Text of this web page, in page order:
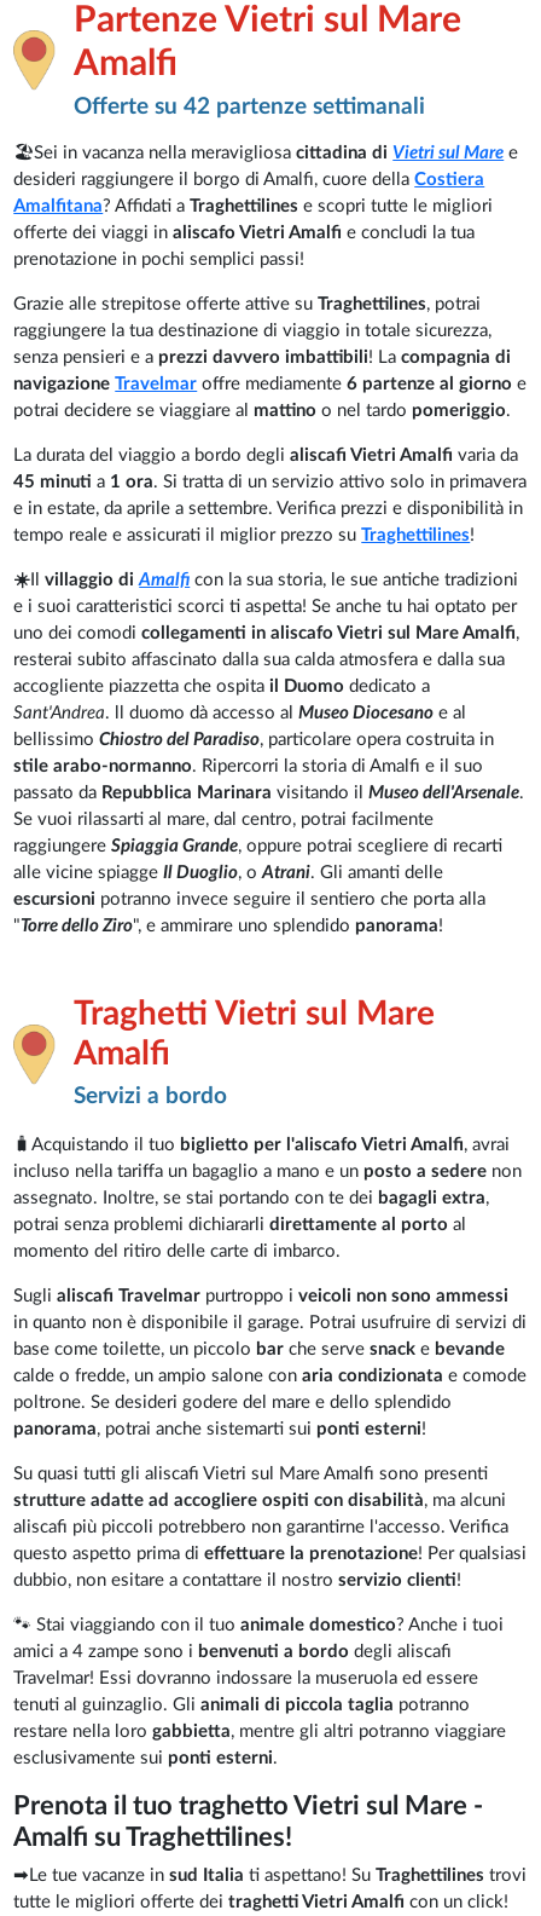
Partenze Vietri sul Mare
Amalfi
Offerte su 42 partenze settimanali
🏖️Sei in vacanza nella meravigliosacittadina di Vietri sul Mare e
desideri raggiungere il borgo di Amalfi, cuore dellaCostiera
Amalfitana? Affidati aTraghettilinese scopri tutte le migliori
offerte dei viaggi in aliscafo Vietri Amalfie concludi la tua
prenotazione in pochi semplici passi!
Grazie alle strepitose offerte attive suTraghettilines, potrai
raggiungere la tua destinazione di viaggio in totale sicurezza,
senza pensieri e a prezzi davvero imbattibili! Lacompagnia di
navigazioneTravelmar offre mediamente6 partenze al giornoe
potrai decidere se viaggiare al mattinoo nel tardo pomeriggio.
La durata del viaggio a bordo deglialiscafi Vietri Amalfivaria da
45 minuti a 1 ora. Si tratta di un servizio attivo solo in primavera
e in estate, da aprile a settembre. Verifica prezzi e disponibilità in
tempo reale e assicurati il miglior prezzo suTraghettilines!
☀️ Ilvillaggio diAmalfi con la sua storia, le sue antiche tradizioni
e i suoi caratteristici scorci ti aspetta! Se anche tu hai optato per
uno dei comodicollegamenti in aliscafo Vietri sul Mare Amalfi,
resterai subito affascinato dalla sua calda atmosfera e dalla sua
accogliente piazzetta che ospitail Duomo dedicato a
Sant'Andrea. ll duomo dà accesso alMuseo Diocesano e al
bellissimoChiostro del Paradiso, particolare opera costruita in
stile arabo-normanno. Ripercorri la storia di Amalfi e il suo
passato da Repubblica Marinara visitando ilMuseo dell'Arsenale.
Se vuoi rilassarti al mare, dal centro, potrai facilmente
raggiungereSpiaggia Grande, oppure potrai scegliere di recarti
alle vicine spiaggeIl Duoglio, oAtrani. Gli amanti delle
escursioni potranno invece seguire il sentiero che porta alla
"Torre dello Ziro", e ammirare uno splendido panorama!
Traghetti Vietri sul Mare
Amalfi
Servizi a bordo
🧳Acquistando il tuo biglietto per l'aliscafo Vietri Amalfi, avrai
incluso nella tariffa un bagaglio a mano e un posto a sedere non
assegnato. Inoltre, se stai portando con te dei bagagli extra,
potrai senza problemi dichiararlidirettamente al porto al
momento del ritiro delle carte di imbarco.
Sugli aliscafi Travelmar purtroppo iveicoli non sono ammessi
in quanto non è disponibile il garage. Potrai usufruire di servizi di
base come toilette, un piccolo barche servesnacke bevande
calde o fredde, un ampio salone conaria condizionata e comode
poltrone. Se desideri godere del mare e dello splendido
panorama, potrai anche sistemarti sui ponti esterni!
Su quasi tutti gli aliscafi Vietri sul Mare Amalfi sono presenti
strutture adatte ad accogliere ospiti con disabilità, ma alcuni
aliscafi più piccoli potrebbero non garantirne l'accesso. Verifica
questo aspetto prima di effettuare la prenotazione! Per qualsiasi
dubbio, non esitare a contattare il nostroservizio clienti!
🐾 Stai viaggiando con il tuoanimale domestico? Anche i tuoi
amici a 4 zampe sono i benvenuti a bordo degli aliscafi
Travelmar! Essi dovranno indossare la museruola ed essere
tenuti al guinzaglio. Glianimali di piccola taglia potranno
restare nella lorogabbietta, mentre gli altri potranno viaggiare
esclusivamente sui ponti esterni.
Prenota il tuo traghetto Vietri sul Mare -
Amalfi su Traghettilines!
➡Le tue vacanze insud Italia ti aspettano! SuTraghettilinestrovi
tutte le migliori offerte deitraghetti Vietri Amalficon un click!